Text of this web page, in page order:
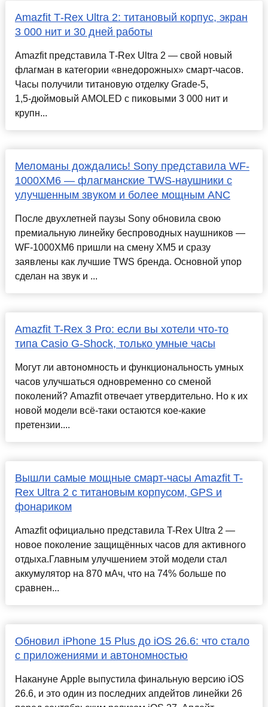
Amazfit T‑Rex Ultra 2: титановый корпус, экран
3 000 нит и 30 дней работы
Amazfit представила T‑Rex Ultra 2 — свой новый
флагман в категории «внедорожных» смарт‑часов.
Часы получили титановую отделку Grade‑5,
1,5‑дюймовый AMOLED с пиковыми 3 000 нит и
крупн...
Меломаны дождались! Sony представила WF-
1000XM6 — флагманские TWS-наушники с
улучшенным звуком и более мощным ANC
После двухлетней паузы Sony обновила свою
премиальную линейку беспроводных наушников —
WF-1000XM6 пришли на смену XM5 и сразу
заявлены как лучшие TWS бренда. Основной упор
сделан на звук и ...
Amazfit T-Rex 3 Pro: если вы хотели что-то
типа Casio G-Shock, только умные часы
Могут ли автономность и функциональность умных
часов улучшаться одновременно со сменой
поколений? Amazfit отвечает утвердительно. Но к их
новой модели всё-таки остаются кое-какие
претензии....
Вышли самые мощные смарт-часы Amazfit T-
Rex Ultra 2 с титановым корпусом, GPS и
фонариком
Amazfit официально представила T-Rex Ultra 2 —
новое поколение защищённых часов для активного
отдыха.Главным улучшением этой модели стал
аккумулятор на 870 мАч, что на 74% больше по
сравнен...
Обновил iPhone 15 Plus до iOS 26.6: что стало
с приложениями и автономностью
Накануне Apple выпустила финальную версию iOS
26.6, и это один из последних апдейтов линейки 26